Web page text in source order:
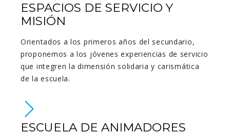
ESPACIOS DE SERVICIO Y
MISIÓN
Orientados a los primeros años del secundario,
proponemos a los jóvenes experiencias de servicio
que integren la dimensión solidaria y carismática
de la escuela.
ESCUELA DE ANIMADORES